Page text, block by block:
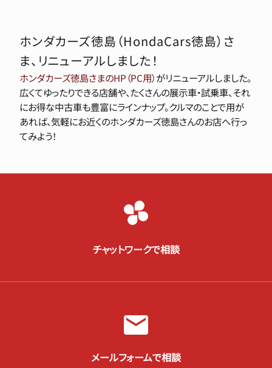
ホンダカーズ徳島（HondaCars徳島）さ
ま、リニューアルしました！
ホンダカーズ徳島さまのHP（PC用）がリニューアルしました。
広くてゆったりできる店舗や、たくさんの展示車・試乗車、それ
にお得な中古車も豊富にラインナップ。クルマのことで用が
あれば、気軽にお近くのホンダカーズ徳島さんのお店へ行っ
てみよう！
チャットワークで相談
メールフォームで相談